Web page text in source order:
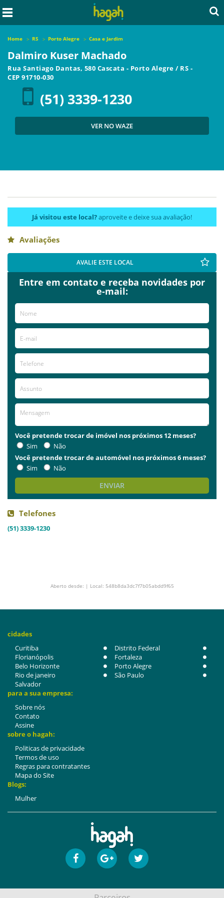
Home RS Porto Alegre Casa e Jardim
Dalmiro Kuser Machado
Rua Santiago Dantas, 580 Cascata - Porto Alegre / RS -
CEP 91710-030
(51) 3339-1230
VER NO WAZE
Já visitou este local?aproveite e deixe sua avaliação!
Avaliações
AVALIE ESTE LOCAL
Entre em contato e receba novidades por
e-mail:
Você pretende trocar de imóvel nos próximos 12 meses?
Sim
Não
Você pretende trocar de automóvel nos próximos 6 meses?
Sim
Não
ENVIAR
Telefones
(51) 3339-1230
Aberto desde: | Local: 548b8da3dc7f7b05abdd9f65
cidades
Curitiba
Distrito Federal
Florianópolis
Fortaleza
Belo Horizonte
Porto Alegre
Rio de janeiro
São Paulo
Salvador
para a sua empresa:
Sobre nós
Contato
Assine
sobre o hagah:
Politicas de privacidade
Termos de uso
Regras para contratantes
Mapa do Site
Blogs:
Mulher